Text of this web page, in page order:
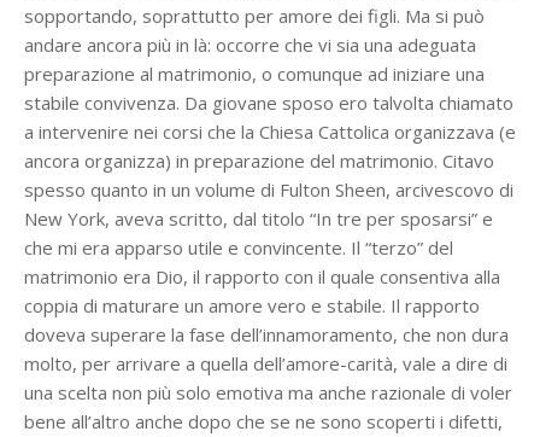
sopportando, soprattutto per amore dei figli. Ma si può
andare ancora più in là: occorre che vi sia una adeguata
preparazione al matrimonio, o comunque ad iniziare una
stabile convivenza. Da giovane sposo ero talvolta chiamato
a intervenire nei corsi che la Chiesa Cattolica organizzava (e
ancora organizza) in preparazione del matrimonio. Citavo
spesso quanto in un volume di Fulton Sheen, arcivescovo di
New York, aveva scritto, dal titolo “In tre per sposarsi” e
che mi era apparso utile e convincente. Il “terzo” del
matrimonio era Dio, il rapporto con il quale consentiva alla
coppia di maturare un amore vero e stabile. Il rapporto
doveva superare la fase dell’innamoramento, che non dura
molto, per arrivare a quella dell’amore-carità, vale a dire di
una scelta non più solo emotiva ma anche razionale di voler
bene all’altro anche dopo che se ne sono scoperti i difetti,